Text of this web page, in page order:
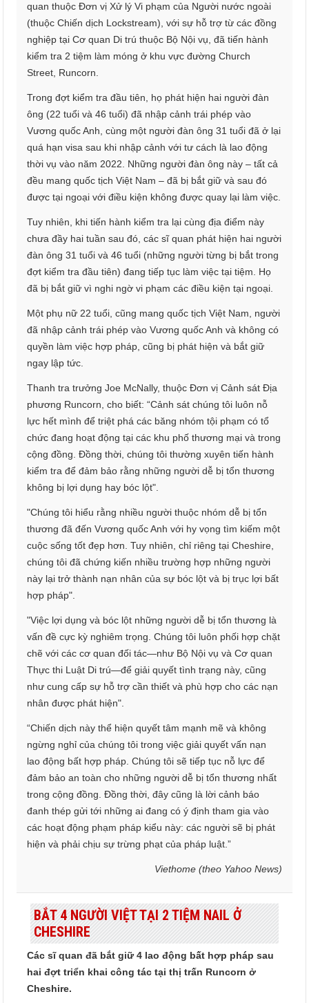
quan thuộc Đơn vị Xử lý Vi phạm của Người nước ngoài
(thuộc Chiến dịch Lockstream), với sự hỗ trợ từ các đồng
nghiệp tại Cơ quan Di trú thuộc Bộ Nội vụ, đã tiến hành
kiểm tra 2 tiệm làm móng ở khu vực đường Church
Street, Runcorn.
Trong đợt kiểm tra đầu tiên, họ phát hiện hai người đàn
ông (22 tuổi và 46 tuổi) đã nhập cảnh trái phép vào
Vương quốc Anh, cùng một người đàn ông 31 tuổi đã ở lại
quá hạn visa sau khi nhập cảnh với tư cách là lao động
thời vụ vào năm 2022. Những người đàn ông này – tất cả
đều mang quốc tịch Việt Nam – đã bị bắt giữ và sau đó
được tại ngoại với điều kiện không được quay lại làm việc.
Tuy nhiên, khi tiến hành kiểm tra lại cùng địa điểm này
chưa đầy hai tuần sau đó, các sĩ quan phát hiện hai người
đàn ông 31 tuổi và 46 tuổi (những người từng bị bắt trong
đợt kiểm tra đầu tiên) đang tiếp tục làm việc tại tiệm. Họ
đã bị bắt giữ vì nghi ngờ vi phạm các điều kiện tại ngoại.
Một phụ nữ 22 tuổi, cũng mang quốc tịch Việt Nam, người
đã nhập cảnh trái phép vào Vương quốc Anh và không có
quyền làm việc hợp pháp, cũng bị phát hiện và bắt giữ
ngay lập tức.
Thanh tra trưởng Joe McNally, thuộc Đơn vị Cảnh sát Địa
phương Runcorn, cho biết: “Cảnh sát chúng tôi luôn nỗ
lực hết mình để triệt phá các băng nhóm tội phạm có tổ
chức đang hoạt động tại các khu phố thương mại và trong
cộng đồng. Đồng thời, chúng tôi thường xuyên tiến hành
kiểm tra để đảm bảo rằng những người dễ bị tổn thương
không bị lợi dụng hay bóc lột".
"Chúng tôi hiểu rằng nhiều người thuộc nhóm dễ bị tổn
thương đã đến Vương quốc Anh với hy vọng tìm kiếm một
cuộc sống tốt đẹp hơn. Tuy nhiên, chỉ riêng tại Cheshire,
chúng tôi đã chứng kiến ​​nhiều trường hợp những người
này lại trở thành nạn nhân của sự bóc lột và bị trục lợi bất
hợp pháp".
"Việc lợi dụng và bóc lột những người dễ bị tổn thương là
vấn đề cực kỳ nghiêm trọng. Chúng tôi luôn phối hợp chặt
chẽ với các cơ quan đối tác—như Bộ Nội vụ và Cơ quan
Thực thi Luật Di trú—để giải quyết tình trạng này, cũng
như cung cấp sự hỗ trợ cần thiết và phù hợp cho các nạn
nhân được phát hiện".
“Chiến dịch này thể hiện quyết tâm mạnh mẽ và không
ngừng nghỉ của chúng tôi trong việc giải quyết vấn nạn
lao động bất hợp pháp. Chúng tôi sẽ tiếp tục nỗ lực để
đảm bảo an toàn cho những người dễ bị tổn thương nhất
trong cộng đồng. Đồng thời, đây cũng là lời cảnh báo
đanh thép gửi tới những ai đang có ý định tham gia vào
các hoạt động phạm pháp kiểu này: các người sẽ bị phát
hiện và phải chịu sự trừng phạt của pháp luật.”
Viethome (theo Yahoo News)
BẮT 4 NGƯỜI VIỆT TẠI 2 TIỆM NAIL Ở
CHESHIRE
Các sĩ quan đã bắt giữ 4 lao động bất hợp pháp sau
hai đợt triển khai công tác tại thị trấn Runcorn ở
Cheshire.